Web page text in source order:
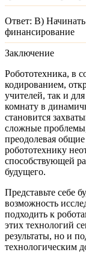
Ответ: B)
финансирование
Заключение
Робототехника, в
кодированием,
учителей, так и
комнату в
становится
сложные
преодолевая
робототехнику
способствующей
будущего.
Представьте себе
возможность
подходить к
этих технологий
результаты, но и
технологическим